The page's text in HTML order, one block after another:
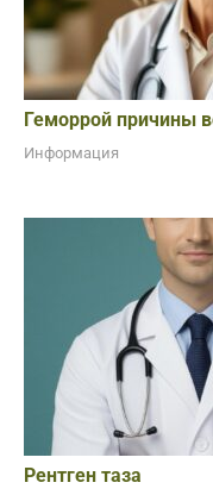
Геморрой причины
Информация
Рентген таза